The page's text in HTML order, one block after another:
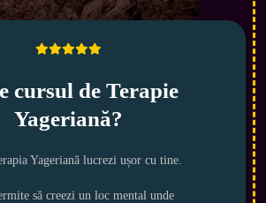
cursul de Terapie
Yageriană?
Yageriană lucrezi ușor cu tine.
să creezi un loc mental unde